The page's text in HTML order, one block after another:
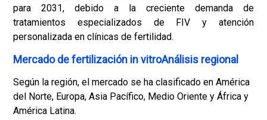
para 2031, debido a la creciente demanda de
tratamientos especializados de FIV y atención
personalizada en clínicas de fertilidad.
Mercado de fertilización in vitroAnálisis regional
Según la región, el mercado se ha clasificado en América
del Norte, Europa, Asia Pacífico, Medio Oriente y África y
América Latina.